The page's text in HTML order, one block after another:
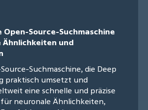
Open-Source-Suchmaschine
und
Suchmaschine, die Deep
praktisch umsetzt und
eine schnelle und präzise
für neuronale Ähnlichkeiten,